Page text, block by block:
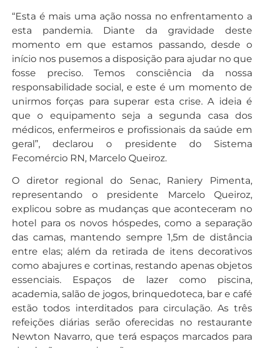
“Esta é mais uma ação nossa no enfrentamento a
esta pandemia. Diante da gravidade deste
momento em que estamos passando, desde o
início nos pusemos a disposição para ajudar no que
fosse preciso. Temos consciência da nossa
responsabilidade social, e este é um momento de
unirmos forças para superar esta crise. A ideia é
que o equipamento seja a segunda casa dos
médicos, enfermeiros e profissionais da saúde em
geral”, declarou o presidente do Sistema
Fecomércio RN, Marcelo Queiroz.
O diretor regional do Senac, Raniery Pimenta,
representando o presidente Marcelo Queiroz,
explicou sobre as mudanças que aconteceram no
hotel para os novos hóspedes, como a separação
das camas, mantendo sempre 1,5m de distância
entre elas; além da retirada de itens decorativos
como abajures e cortinas, restando apenas objetos
essenciais. Espaços de lazer como piscina,
academia, salão de jogos, brinquedoteca, bar e café
estão todos interditados para circulação. As três
refeições diárias serão oferecidas no restaurante
Newton Navarro, que terá espaços marcados para